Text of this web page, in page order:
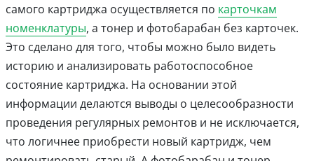
самого картриджа осуществляется по карточкам
номенклатуры, а тонер и фотобарабан без карточек.
Это сделано для того, чтобы можно было видеть
историю и анализировать работоспособное
состояние картриджа. На основании этой
информации делаются выводы о целесообразности
проведения регулярных ремонтов и не исключается,
что логичнее приобрести новый картридж, чем